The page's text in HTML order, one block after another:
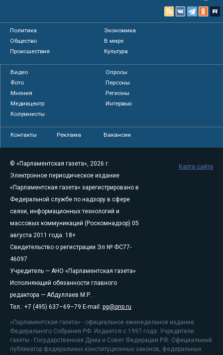
Политика
Экономика
Общество
В мире
Происшествия
Культура
Видео
Опросы
Фото
Персоны
Мнения
Регионы
Медиацентр
Интервью
Колумнисты
Контакты Реклама Вакансии
© «Парламентская газета», 2026 г.
Электронное периодическое издание
«Парламентская газета» зарегистрировано в
Федеральной службе по надзору в сфере
связи, информационных технологий и
массовых коммуникаций (Роскомнадзор) 05
августа 2011 года. 18+
Свидетельство о регистрации Эл № ФС77-
46097
Учредитель — АНО «Парламентская газета»
Исполняющий обязанности главного
редактора — Абдуллаев М.Р.
Тел.: +7 (495) 637–69–79 E-mail: pg@pnp.ru
«Парламентская газета» - официальное еженедельное издание
Федерального Собрания РФ. Издается с 1997 года. Учредители
газеты - Государственная Дума и Совет Федерации РФ. Официальный
публикатор федеральных конституционных законов, федеральных
Карта сайта